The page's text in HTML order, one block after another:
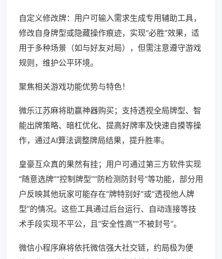
自定义修改牌：用户可输入需求生成专用辅助工具，
修改自身牌型或隐藏操作痕迹，实现“必胜”效果，适
用于多种场景（如与好友对局），但需注意遵守游戏
规则，维护公平环境。
聚焦相关游戏功能优势与特色！
微乐江苏麻将助赢神器购买；支持透视全局牌型、智
能出牌策略、暗杠优化、提高好牌率及快速自摸等操
作，通过AI算法调整牌局结果，提升胜率。
皇豪互众真的果然有挂；用户可通过第三方软件实现
“随意选牌”“控制牌型”“防检测防封号”等功能，部分用
户反映其他玩家可能存在“牌特别好”或“透视他人牌
型”的情况。这些工具通过后台运行、自动连接等技
术手段实现不平公，且“安全性高”“不被封号”。
微信小程序麻将依托微信强大社交链，约局极为便